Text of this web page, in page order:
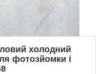
холодний
фотозйомки і